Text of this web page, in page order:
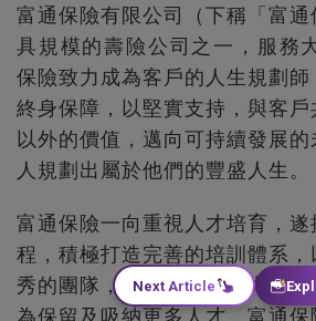
富通保險有限公司（下稱「富
具規模的壽險公司之一，服務
保險致力成為客戶的人生規劃
終身保障，以堅實支持，與客
以外的價值，邁向可持續發展
人規劃出屬於他們的豐盛人生。
富通保險一向重視人才培育，
程，積極打造完善的培訓體系
秀的團隊，增強市場競爭力。保
為保留及吸納更多人才，富通
Next Article